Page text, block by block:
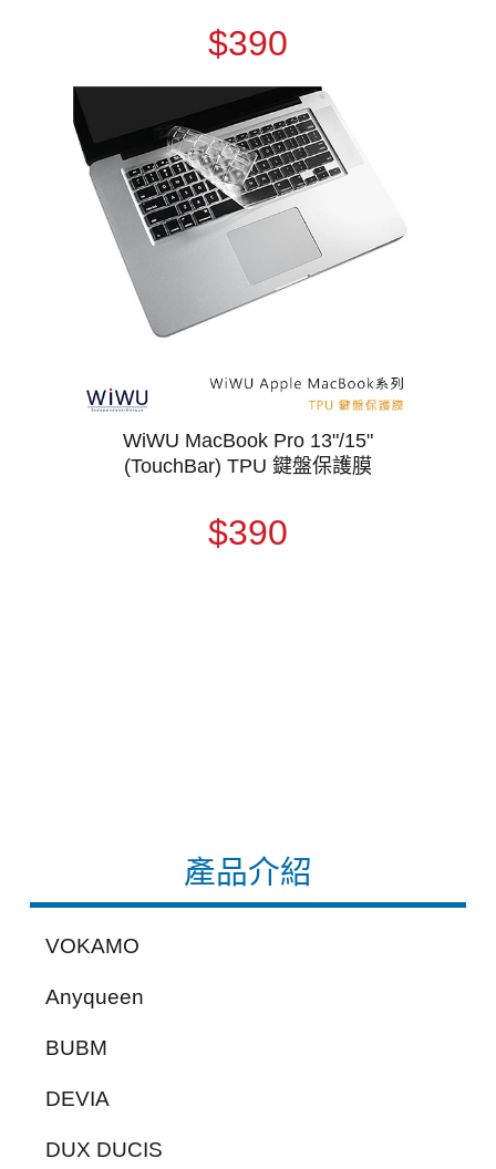
產品介紹
VOKAMO
Anyqueen
BUBM
DEVIA
DUX DUCIS
$390
WiWU MacBook Pro 13"/15"
(TouchBar) TPU 鍵盤保護膜
$390